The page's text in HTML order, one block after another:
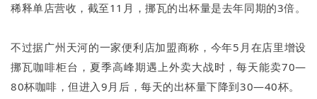
稀释单店营收，截至11月，挪瓦的出杯量是去年同期的3倍。
不过据广州天河的一家便利店加盟商称，今年5月在店里增设
挪瓦咖啡柜台，夏季高峰期遇上外卖大战时，每天能卖70—
80杯咖啡，但进入9月后，每天的出杯量下降到30—40杯。